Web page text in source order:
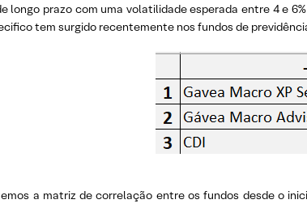
longo prazo com uma volatilidade esperada entre 4 e
tem surgido recentemente nos fundos de
a matriz de correlação entre os fundos desde o